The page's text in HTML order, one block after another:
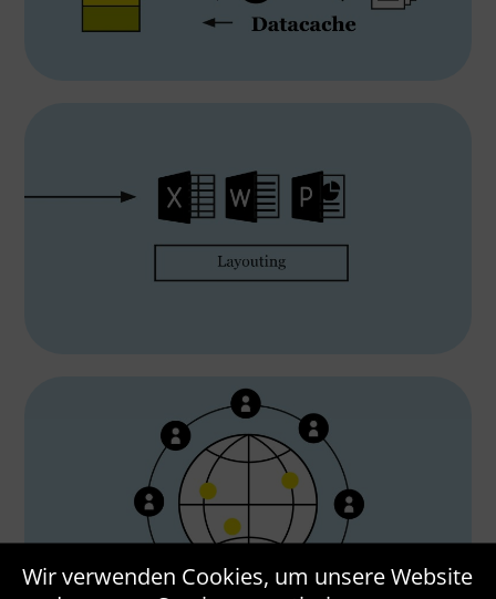
Wir verwenden Cookies, um unsere Website